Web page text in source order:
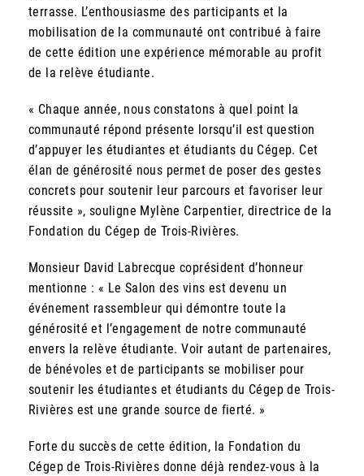
terrasse. L’enthousiasme des participants et la
mobilisation de la communauté ont contribué à faire
de cette édition une expérience mémorable au profit
de la relève étudiante.
« Chaque année, nous constatons à quel point la
communauté répond présente lorsqu’il est question
d’appuyer les étudiantes et étudiants du Cégep. Cet
élan de générosité nous permet de poser des gestes
concrets pour soutenir leur parcours et favoriser leur
réussite », souligne Mylène Carpentier, directrice de la
Fondation du Cégep de Trois-Rivières.
Monsieur David Labrecque coprésident d’honneur
mentionne : « Le Salon des vins est devenu un
événement rassembleur qui démontre toute la
générosité et l’engagement de notre communauté
envers la relève étudiante. Voir autant de partenaires,
de bénévoles et de participants se mobiliser pour
soutenir les étudiantes et étudiants du Cégep de Trois-
Rivières est une grande source de fierté. »
Forte du succès de cette édition, la Fondation du
Cégep de Trois-Rivières donne déjà rendez-vous à la